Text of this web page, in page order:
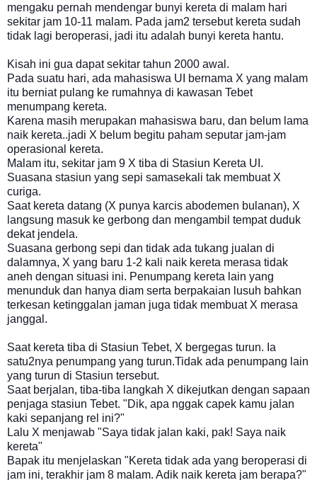
mengaku pernah mendengar bunyi kereta di malam hari
sekitar jam 10-11 malam. Pada jam2 tersebut kereta sudah
tidak lagi beroperasi, jadi itu adalah bunyi kereta hantu.
Kisah ini gua dapat sekitar tahun 2000 awal.
Pada suatu hari, ada mahasiswa UI bernama X yang malam
itu berniat pulang ke rumahnya di kawasan Tebet
menumpang kereta.
Karena masih merupakan mahasiswa baru, dan belum lama
naik kereta..jadi X belum begitu paham seputar jam-jam
operasional kereta.
Malam itu, sekitar jam 9 X tiba di Stasiun Kereta UI.
Suasana stasiun yang sepi samasekali tak membuat X
curiga.
Saat kereta datang (X punya karcis abodemen bulanan), X
langsung masuk ke gerbong dan mengambil tempat duduk
dekat jendela.
Suasana gerbong sepi dan tidak ada tukang jualan di
dalamnya, X yang baru 1-2 kali naik kereta merasa tidak
aneh dengan situasi ini. Penumpang kereta lain yang
menunduk dan hanya diam serta berpakaian lusuh bahkan
terkesan ketinggalan jaman juga tidak membuat X merasa
janggal.
Saat kereta tiba di Stasiun Tebet, X bergegas turun. Ia
satu2nya penumpang yang turun.Tidak ada penumpang lain
yang turun di Stasiun tersebut.
Saat berjalan, tiba-tiba langkah X dikejutkan dengan sapaan
penjaga stasiun Tebet. "Dik, apa nggak capek kamu jalan
kaki sepanjang rel ini?"
Lalu X menjawab "Saya tidak jalan kaki, pak! Saya naik
kereta"
Bapak itu menjelaskan "Kereta tidak ada yang beroperasi di
jam ini, terakhir jam 8 malam. Adik naik kereta jam berapa?"